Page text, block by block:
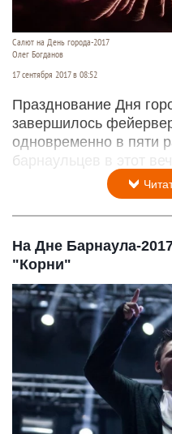
Салют на День города-2017
Олег Богданов
17 сентября 2017 в 08:52
Празднование Дня
завершилось
одновременно в пяти
барнаульцев в этот
На Дне Барнаула-
"Корни"